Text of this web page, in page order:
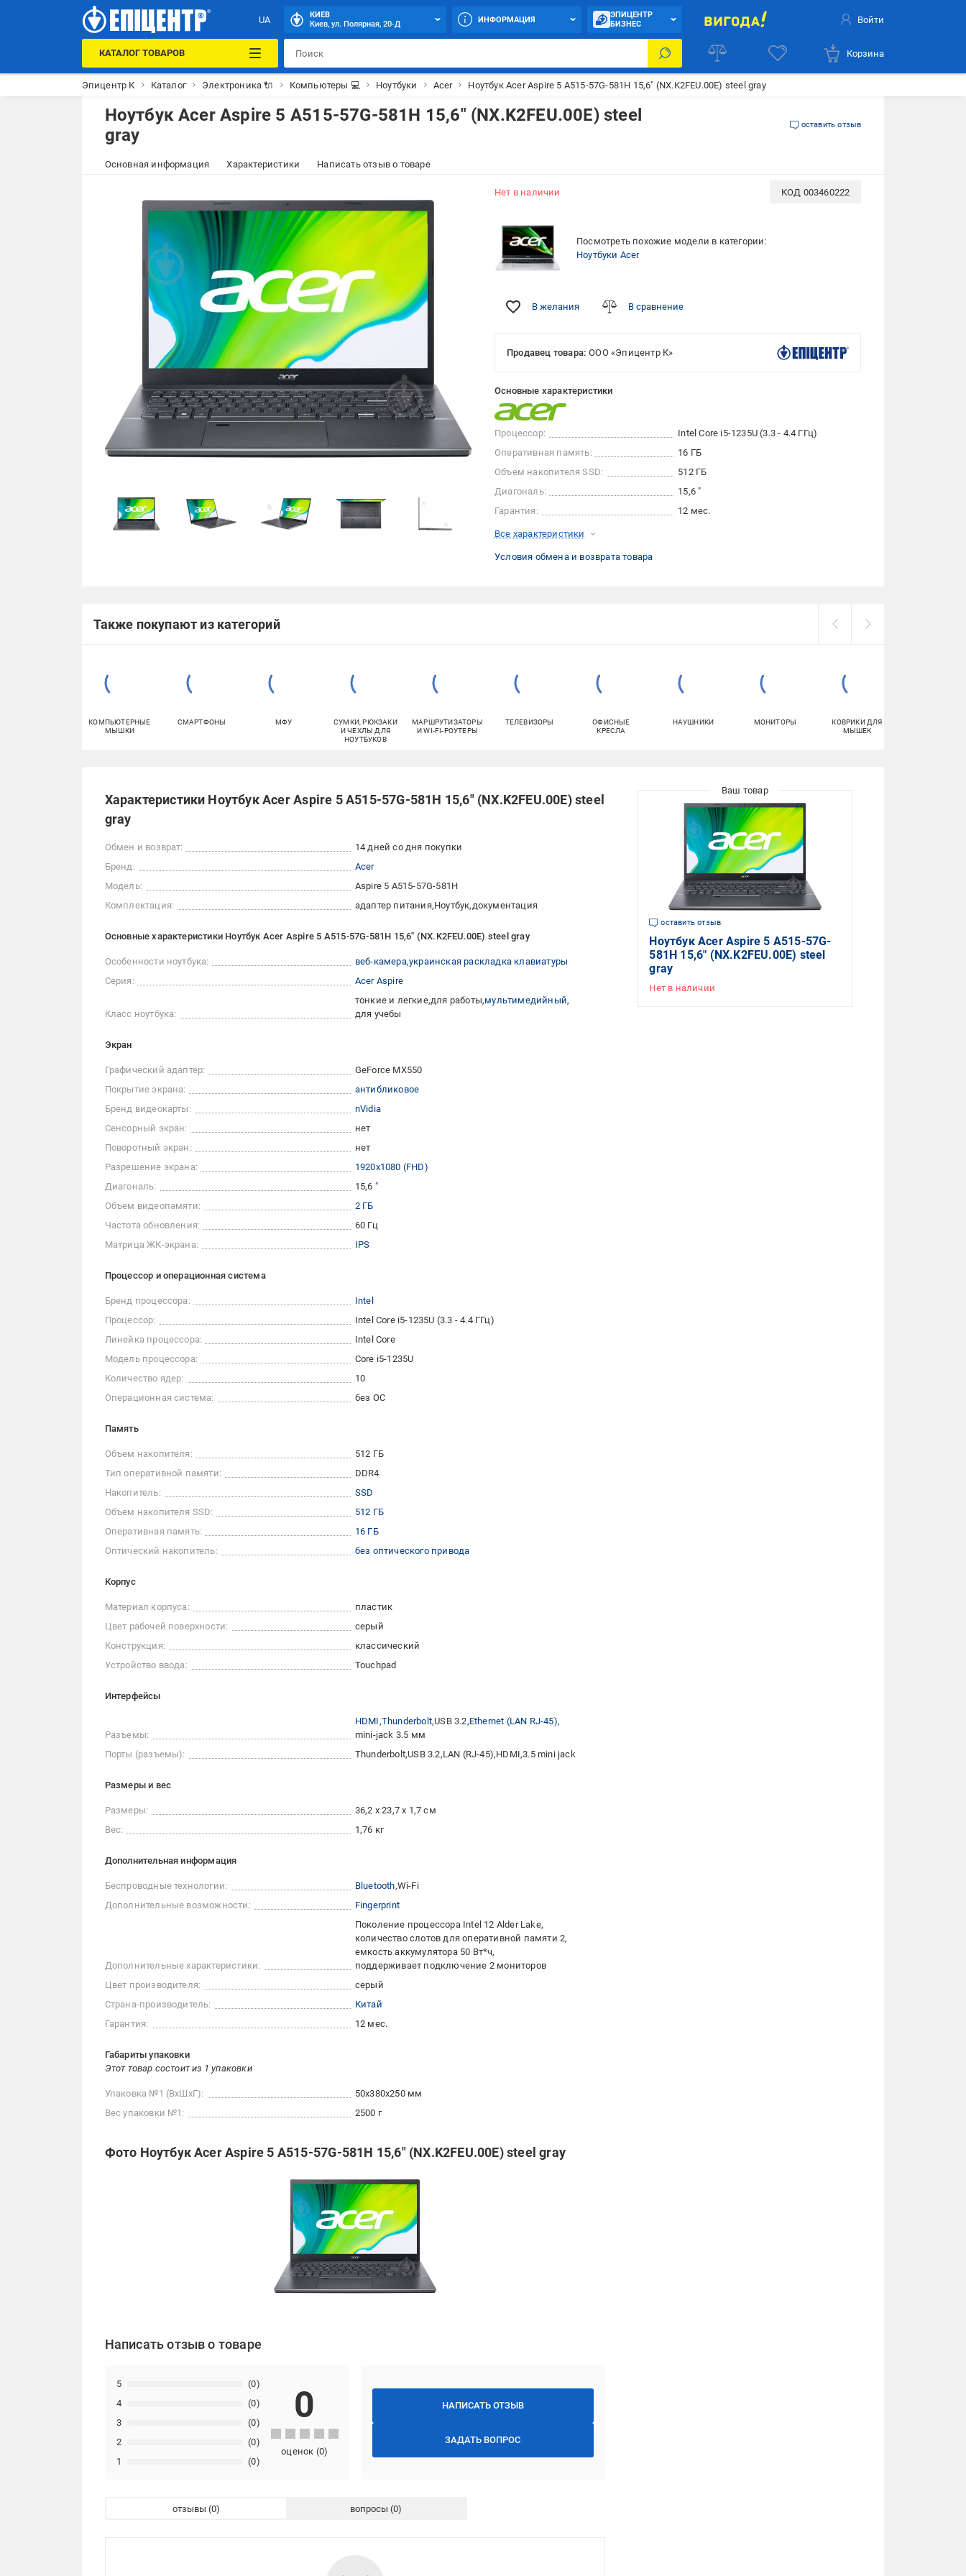
UA
КИЕВ
Киев, ул. Полярная, 20-Д
ИНФОРМАЦИЯ
ЭПИЦЕНТР
БИЗНЕС
Войти
КАТАЛОГ ТОВАРОВ Корзина
Эпицентр К Каталог Электроника 🔌 Компьютеры 💻 Ноутбуки Acer Ноутбук Acer Aspire 5 A515-57G-581H 15,6" (NX.K2FEU.00E) steel gray
Ноутбук Acer Aspire 5 A515-57G-581H 15,6" (NX.K2FEU.00E) steel
gray
оставить отзыв
Основная информация Характеристики Написать отзыв о товаре
Нет в наличии КОД 003460222
Посмотреть похожие модели в категории:
Ноутбуки Acer
В желания В сравнение
Продавец товара: ООО «Эпицентр К»
Основные характеристики
Процессор:
Intel Core i5-1235U (3.3 - 4.4 ГГц)
Оперативная память:
16 ГБ
Объем накопителя SSD:
512 ГБ
Диагональ:
15,6 "
Гарантия:
12 мес.
Все характеристики
Условия обмена и возврата товара
Также покупают из категорий
КОМПЬЮТЕРНЫЕ
МЫШКИ
СМАРТФОНЫ МФУ
СУМКИ, РЮКЗАКИ
И ЧЕХЛЫ ДЛЯ
НОУТБУКОВ
МАРШРУТИЗАТОРЫ
И WI-FI-РОУТЕРЫ
ТЕЛЕВИЗОРЫ
ОФИСНЫЕ
КРЕСЛА
НАУШНИКИ МОНИТОРЫ
КОВРИКИ ДЛЯ
МЫШЕК
Характеристики Ноутбук Acer Aspire 5 A515-57G-581H 15,6" (NX.K2FEU.00E) steel
gray
Обмен и возврат:
14 дней со дня покупки
Бренд:
Acer
Модель:
Aspire 5 A515-57G-581H
Комплектация:
адаптер питания Ноутбук документация
Основные характеристики Ноутбук Acer Aspire 5 A515-57G-581H 15,6" (NX.K2FEU.00E) steel gray
Особенности ноутбука: веб-камера украинская раскладка клавиатуры
Серия:
Acer Aspire
Класс ноутбука:
тонкие и легкие для работы мультимедийный
для учебы
Экран
Графический адаптер:
GeForce MX550
Покрытие экрана:
антибликовое
Бренд видеокарты:
nVidia
Сенсорный экран:
нет
Поворотный экран:
нет
Разрешение экрана:
1920x1080 (FHD)
Диагональ:
15,6 "
Объем видеопамяти:
2 ГБ
Частота обновления:
60 Гц
Матрица ЖК-экрана:
IPS
Процессор и операционная система
Бренд процессора:
Intel
Процессор:
Intel Core i5-1235U (3.3 - 4.4 ГГц)
Линейка процессора:
Intel Core
Модель процессора:
Core i5-1235U
Количество ядер:
10
Операционная система:
без ОС
Память
Объем накопителя:
512 ГБ
Тип оперативной памяти:
DDR4
Накопитель:
SSD
Объем накопителя SSD:
512 ГБ
Оперативная память:
16 ГБ
Оптический накопитель:
без оптического привода
Корпус
Материал корпуса:
пластик
Цвет рабочей поверхности:
серый
Конструкция:
классический
Устройство ввода:
Touchpad
Интерфейсы
Разъемы:
HDMI Thunderbolt USB 3.2 Ethernet (LAN RJ-45)
mini-jack 3.5 мм
Порты (разъемы):
Thunderbolt USB 3.2 LAN (RJ-45) HDMI 3.5 mini jack
Размеры и вес
Размеры:
36,2 x 23,7 x 1,7 см
Вес:
1,76 кг
Дополнительная информация
Беспроводные технологии: Bluetooth Wi-Fi
Дополнительные возможности:
Fingerprint
Дополнительные характеристики:
Поколение процессора Intel 12 Alder Lake
количество слотов для оперативной памяти 2
емкость аккумулятора 50 Вт*ч
поддерживает подключение 2 мониторов
Цвет производителя:
серый
Страна-производитель:
Китай
Гарантия:
12 мес.
Габариты упаковки
Этот товар состоит из 1 упаковки
Упаковка №1 (ВхШхГ):
50x380x250 мм
Вес упаковки №1:
2500 г
Фото Ноутбук Acer Aspire 5 A515-57G-581H 15,6" (NX.K2FEU.00E) steel gray
Написать отзыв о товаре
НАПИСАТЬ ОТЗЫВ
ЗАДАТЬ ВОПРОС
1 (0)
2 (0)
3 (0)
4 (0)
5 (0)
0
оценок (0)
отзывы вопросы
оставить отзыв
Ноутбук Acer Aspire 5 A515-57G-
581H 15,6" (NX.K2FEU.00E) steel
gray
Нет в наличии